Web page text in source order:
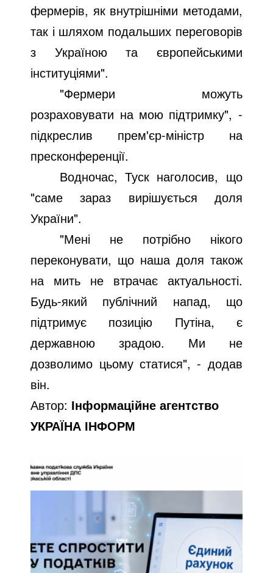
фермерів, як внутрішніми методами,
так і шляхом подальших переговорів
з Україною та європейськими
інституціями".
"Фермери можуть
розраховувати на мою підтримку", -
підкреслив прем'єр-міністр на
пресконференції.
Водночас, Туск наголосив, що
"саме зараз вирішується доля
України".
"Мені не потрібно нікого
переконувати, що наша доля також
на мить не втрачає актуальності.
Будь-який публічний напад, що
підтримує позицію Путіна, є
державною зрадою. Ми не
дозволимо цьому статися", - додав
він.
Автор: Інформаційне агентство
УКРАЇНА ІНФОРМ